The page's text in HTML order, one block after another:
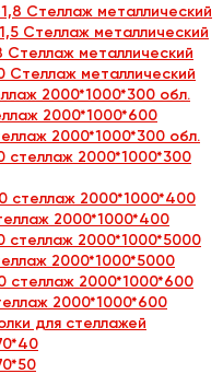
Стеллаж металлический
Стеллаж металлический
металлический
металлический
2000*1000*300 обл.
2000*1000*600
2000*1000*300 обл.
2000*1000*300
2000*1000*400
2000*1000*400
2000*1000*5000
2000*1000*5000
2000*1000*600
2000*1000*600
для стеллажей